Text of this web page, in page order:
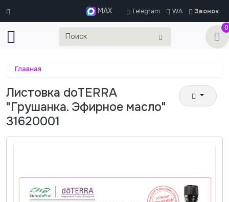
MAX Telegram WA
Звонок
0
Главная
Листовка doTERRA
"Грушанка. Эфирное масло"
31620001